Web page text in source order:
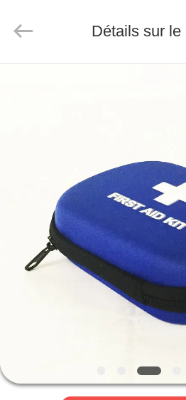
PRODUITS
PROPOS
DE
L'USINE
Products
Rights